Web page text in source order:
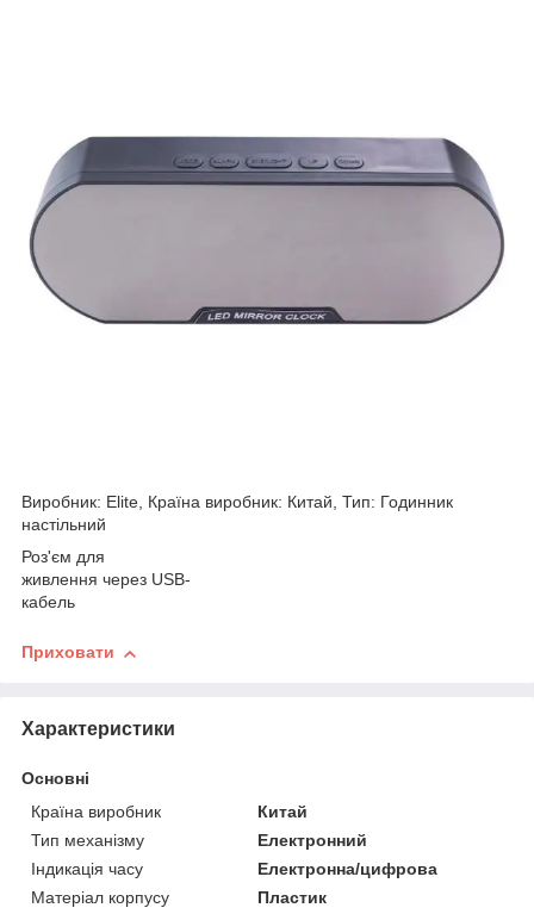
Виробник: Elite, Країна виробник: Китай, Тип: Годинник
настільний
Роз'єм для
живлення через USB-
кабель
Приховати
Характеристики
Основні
Країна виробник
Китай
Тип механізму
Електронний
Індикація часу
Електронна/цифрова
Матеріал корпусу
Пластик